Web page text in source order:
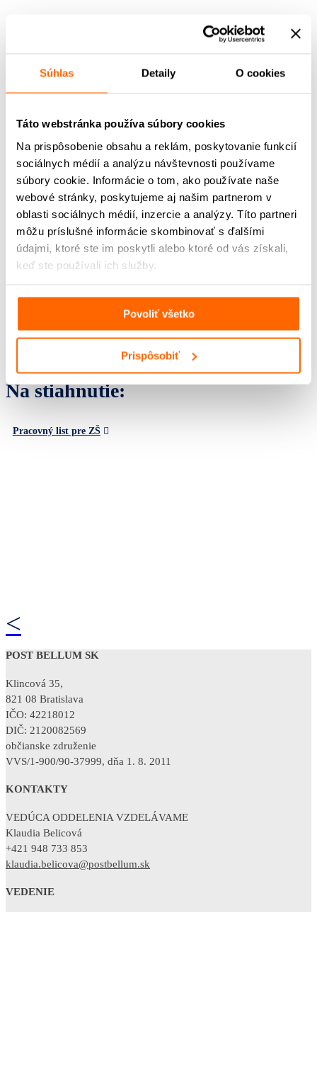
Súhlas Detaily O cookies
Táto webstránka používa súbory cookies
Na prispôsobenie obsahu a reklám, poskytovanie funkcií
sociálnych médií a analýzu návštevnosti používame
súbory cookie. Informácie o tom, ako používate naše
webové stránky, poskytujeme aj našim partnerom v
oblasti sociálnych médií, inzercie a analýzy. Títo partneri
môžu príslušné informácie skombinovať s ďalšími
údajmi, ktoré ste im poskytli alebo ktoré od vás získali,
keď ste používali ich služby.
Povoliť všetko
Prispôsobiť
Predchádzajúce
Ďalej
Predchádzajúce
Ďalej
Imrich Kružliak
(*1914 †︎ 2019)
totalita, demokracia, emigrácia
Autor/ka
Iveta Harváneková
Editor/ka
Grafický dizajn
Autorský tím – podcast
Sandra Polovková, Marián Jaslovský
Na stiahnutie:
Pracovný list pre ZŠ
<
POST BELLUM SK
Klincová 35,
821 08 Bratislava
IČO: 42218012
DIČ: 2120082569
občianske združenie
VVS/1-900/90-37999, dňa 1. 8. 2011
KONTAKTY
VEDÚCA ODDELENIA VZDELÁVAME
Klaudia Belicová
+421 948 733 853
klaudia.belicova@postbellum.sk
VEDENIE